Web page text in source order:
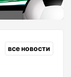
все новости